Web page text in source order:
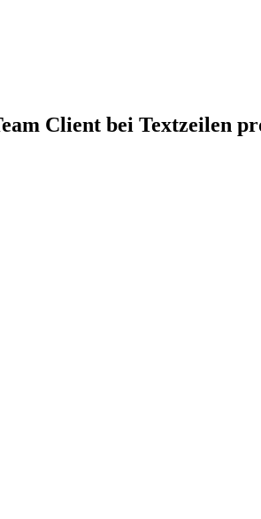
Client bei Textzeilen